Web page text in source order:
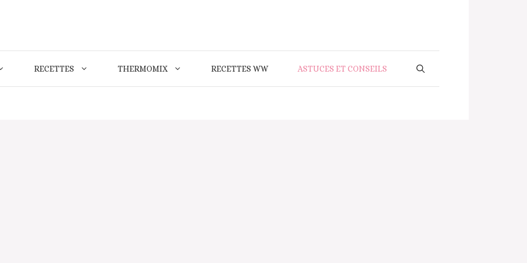
RECETTES THERMOMIX RECETTES WW ASTUCES ET CONSEILS